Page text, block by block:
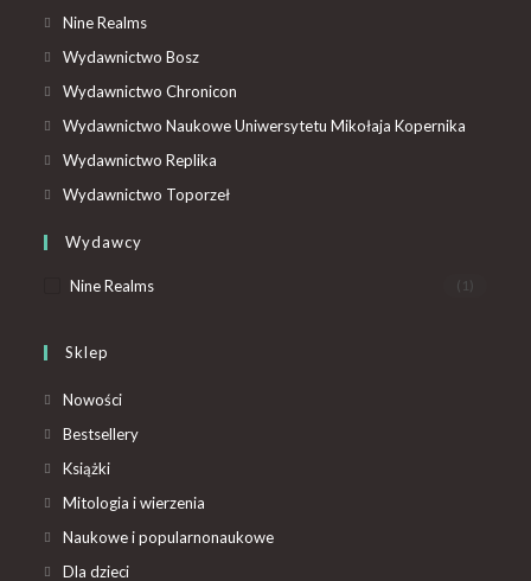
Nine Realms
Wydawnictwo Bosz
Wydawnictwo Chronicon
Wydawnictwo Naukowe Uniwersytetu Mikołaja Kopernika
Wydawnictwo Replika
Wydawnictwo Toporzeł
Wydawcy
Nine Realms (1)
Sklep
Nowości
Bestsellery
Książki
Mitologia i wierzenia
Naukowe i popularnonaukowe
Dla dzieci